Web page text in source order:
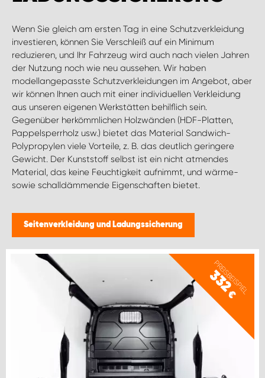
Wenn Sie gleich am ersten Tag in eine Schutzverkleidung
investieren, können Sie Verschleiß auf ein Minimum
reduzieren, und Ihr Fahrzeug wird auch nach vielen Jahren
der Nutzung noch wie neu aussehen. Wir haben
modellangepasste Schutzverkleidungen im Angebot, aber
wir können Ihnen auch mit einer individuellen Verkleidung
aus unseren eigenen Werkstätten behilflich sein.
Gegenüber herkömmlichen Holzwänden (HDF-Platten,
Pappelsperrholz usw.) bietet das Material Sandwich-
Polypropylen viele Vorteile, z. B. das deutlich geringere
Gewicht. Der Kunststoff selbst ist ein nicht atmendes
Material, das keine Feuchtigkeit aufnimmt, und wärme-
sowie schalldämmende Eigenschaften bietet.
Seitenverkleidung und Ladungssicherung
PREISBEISPIEL
332
€
WORK SYSTEM GERA
WORK SYSTEM HAMBURG
WORK SYSTEM LEIPZIG/HALLE
WORK SYSTEM LUDWIGSHAFEN
WORK SYSTEM MAGDEBURG
WORK SYSTEM MÜNCHEN
WORK SYSTEM ROSTOCK
WORK SYSTEM STUTTGART